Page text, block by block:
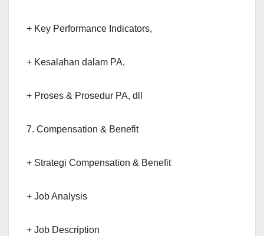
+ Key Performance Indicators,
+ Kesalahan dalam PA,
+ Proses & Prosedur PA, dll
7. Compensation & Benefit
+ Strategi Compensation & Benefit
+ Job Analysis
+ Job Description